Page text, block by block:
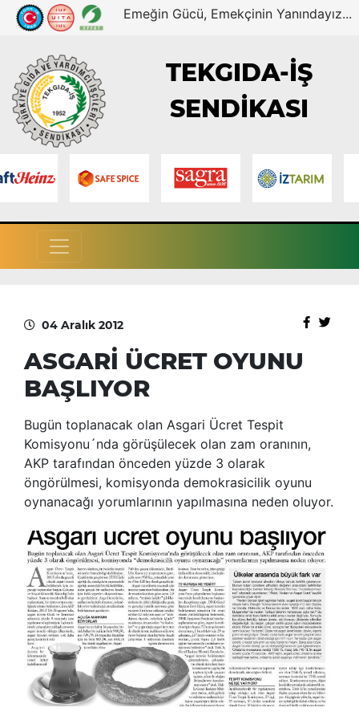
Emeğin Gücü, Emekçinin Yanındayız...
TEKGIDA-İŞ
SENDİKASI
04 Aralık 2012
ASGARİ ÜCRET OYUNU
BAŞLIYOR
Bugün toplanacak olan Asgari Ücret Tespit
Komisyonu´nda görüşülecek olan zam oranının,
AKP tarafından önceden yüzde 3 olarak
öngörülmesi, komisyonda demokrasicilik oyunu
oynanacağı yorumlarının yapılmasına neden oluyor.